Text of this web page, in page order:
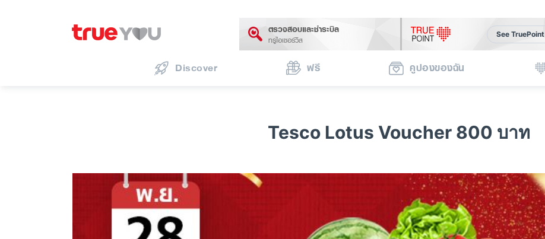
ตรวจสอบและชำระบิล
ทรูไอเซอร์วิส
See TruePoint
Discover ฟรี คูปองของฉัน
Tesco Lotus Voucher 800 บาท